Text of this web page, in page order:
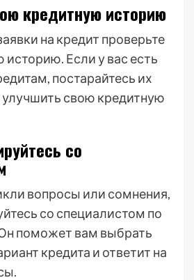
кредитную историю
на кредит проверьте
Если у вас есть
постарайтесь их
улучшить свою кредитную
со
вопросы или сомнения,
со специалистом по
поможет вам выбрать
кредита и ответит на